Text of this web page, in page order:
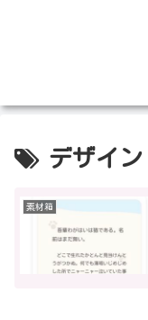
デザイン
素材箱